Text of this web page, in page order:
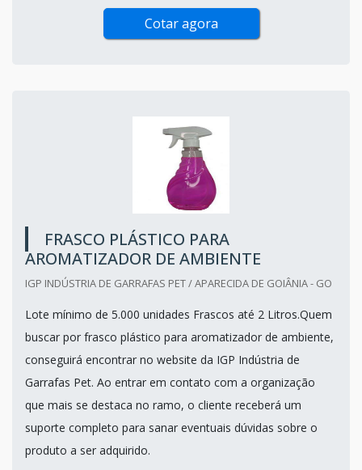
Cotar agora
FRASCO PLÁSTICO PARA
AROMATIZADOR DE AMBIENTE
IGP INDÚSTRIA DE GARRAFAS PET / APARECIDA DE GOIÂNIA - GO
Lote mínimo de 5.000 unidades Frascos até 2 Litros.Quem
buscar por frasco plástico para aromatizador de ambiente,
conseguirá encontrar no website da IGP Indústria de
Garrafas Pet. Ao entrar em contato com a organização
que mais se destaca no ramo, o cliente receberá um
suporte completo para sanar eventuais dúvidas sobre o
produto a ser adquirido.